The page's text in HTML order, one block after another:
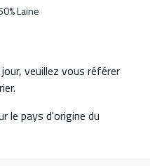
Laine
veuillez vous référer
le pays d'origine du